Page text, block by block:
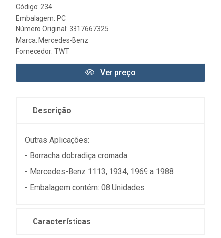
Código: 234
Embalagem: PC
Número Original: 3317667325
Marca: Mercedes-Benz
Fornecedor: TWT
Ver preço
Descrição
Outras Aplicações:
- Borracha dobradiça cromada
- Mercedes-Benz 1113, 1934, 1969 a 1988
- Embalagem contém: 08 Unidades
Características